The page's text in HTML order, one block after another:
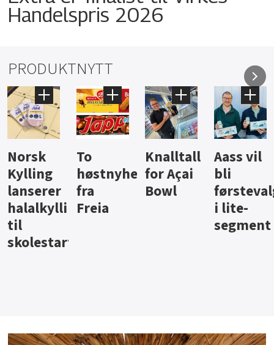
Handelspris 2026
PRODUKTNYTT
Knalltall
for Açai
Bowl
Aass vil
bli
førstevalg
i lite-
Brus og
jus fra
Berentsen
Hard
iste fra
Hansa